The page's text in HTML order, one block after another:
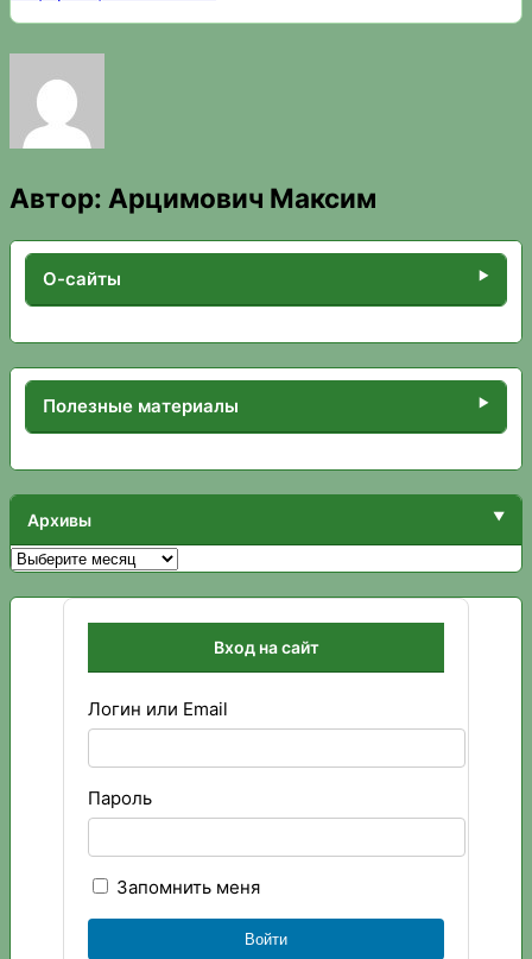
Автор: Арцимович Максим
О-сайты
Полезные материалы
Архивы
Архивы
Вход на сайт
Логин или Email
Пароль
Запомнить меня